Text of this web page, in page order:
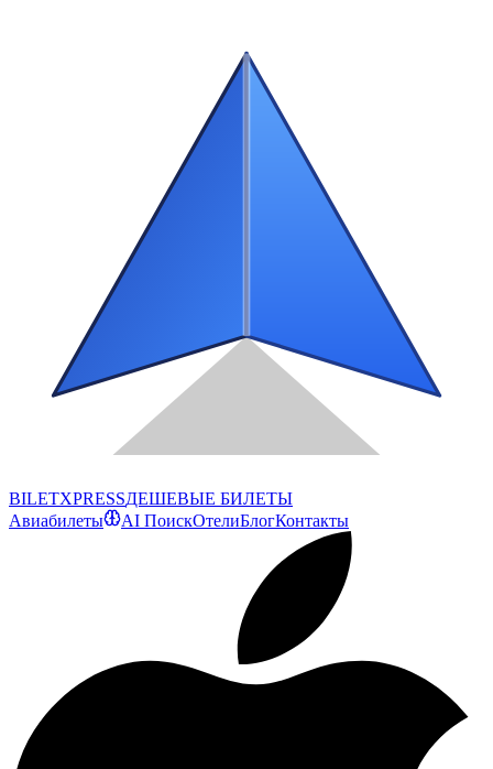
BILETXPRESSДЕШЕВЫЕ БИЛЕТЫ
Авиабилеты
AI ПоискОтелиБлогКонтакты